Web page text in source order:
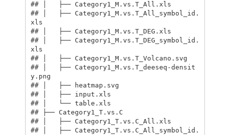
## │   ├── Category1_M.vs.T_All.xls
## │   ├── Category1_M.vs.T_All_symbol_id.
xls
## │   ├── Category1_M.vs.T_DEG.xls
## │   ├── Category1_M.vs.T_DEG_symbol_id.
xls
## │   ├── Category1_M.vs.T_Volcano.svg
## │   ├── Category1_M.vs.T_deeseq-densit
y.png
## │   ├── heatmap.svg
## │   ├── input.xls
## │   └── table.xls
## ├── Category1_T.vs.C
## │   ├── Category1_T.vs.C_All.xls
## │   ├── Category1_T.vs.C_All_symbol_id.